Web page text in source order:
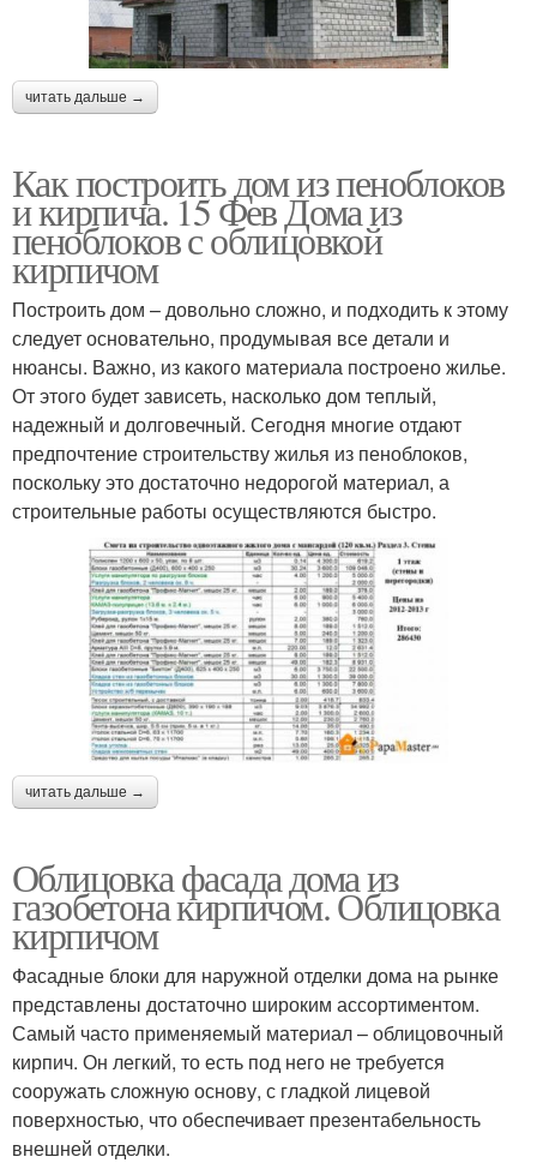
читать дальше →
Как построить дом из пеноблоков
и кирпича. 15 Фев Дома из
пеноблоков с облицовкой
кирпичом
Построить дом – довольно сложно, и подходить к этому
следует основательно, продумывая все детали и
нюансы. Важно, из какого материала построено жилье.
От этого будет зависеть, насколько дом теплый,
надежный и долговечный. Сегодня многие отдают
предпочтение строительству жилья из пеноблоков,
поскольку это достаточно недорогой материал, а
строительные работы осуществляются быстро.
читать дальше →
Облицовка фасада дома из
газобетона кирпичом. Облицовка
кирпичом
Фасадные блоки для наружной отделки дома на рынке
представлены достаточно широким ассортиментом.
Самый часто применяемый материал – облицовочный
кирпич. Он легкий, то есть под него не требуется
сооружать сложную основу, с гладкой лицевой
поверхностью, что обеспечивает презентабельность
внешней отделки.